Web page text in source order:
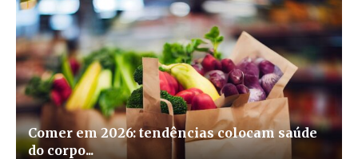
Comer em 2026: tendências colocam saúde
do corpo...